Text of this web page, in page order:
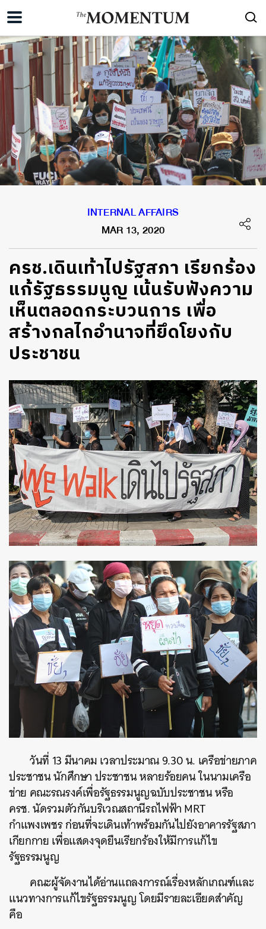
INTERNAL AFFAIRS
MAR 13, 2020
ครช.เดินเท้าไปรัฐสภา เรียกร้อง
แก้รัฐธรรมนูญ เน้นรับฟังความ
เห็นตลอดกระบวนการ เพื่อ
สร้างกลไกอำนาจที่ยึดโยงกับ
ประชาชน
วันที่ 13 มีนาคม เวลาประมาณ 9.30 น. เครือข่ายภาค
ประชาชน นักศึกษา ประชาชน หลายร้อยคน ในนามเครือ
ข่าย คณะรณรงค์เพื่อรัฐธรรมนูญฉบับประชาชน หรือ
ครช. นัดรวมตัวกันบริเวณสถานีรถไฟฟ้า MRT
กำแพงเพชร ก่อนที่จะเดินเท้าพร้อมกันไปยังอาคารรัฐสภา
เกียกกาย เพื่อแสดงจุดยืนเรียกร้องให้มีการแก้ไข
รัฐธรรมนูญ
คณะผู้จัดงานได้อ่านแถลงการณ์เรื่องหลักเกณฑ์และ
แนวทางการแก้ไขรัฐธรรมนูญ โดยมีรายละเอียดสำคัญ
คือ